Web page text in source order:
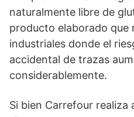
naturalmente libre de
producto elaborado que
industriales donde el
accidental de trazas
considerablemente.
Si bien Carrefour realiza